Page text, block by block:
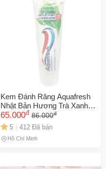
Kem Đánh Răng Aquafresh
Nhật Bản Hương Trà Xanh -
Giữ Răng Trắng Sáng, Chắc
Khỏe, Hơi Thở Thơm Mát,
Nụ Cười Rạng Rỡ
65.000đ 86.000đ
5 412 Đã bán
Hồ Chí Minh